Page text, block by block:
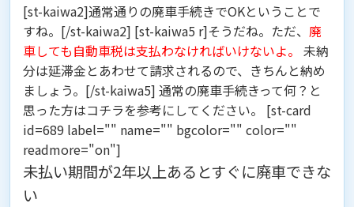
[st-kaiwa2]通常通りの廃車手続きでOKということで
すね。[/st-kaiwa2] [st-kaiwa5 r]そうだね。ただ、 廃
車しても自動車税は支払わなければいけないよ。 未納
分は延滞金とあわせて請求されるので、きちんと納め
ましょう。[/st-kaiwa5] 通常の廃車手続きって何？と
思った方はコチラを参考にしてください。 [st-card
id=689 label="" name="" bgcolor="" color=""
readmore="on"]
未払い期間が2年以上あるとすぐに廃車できな
い